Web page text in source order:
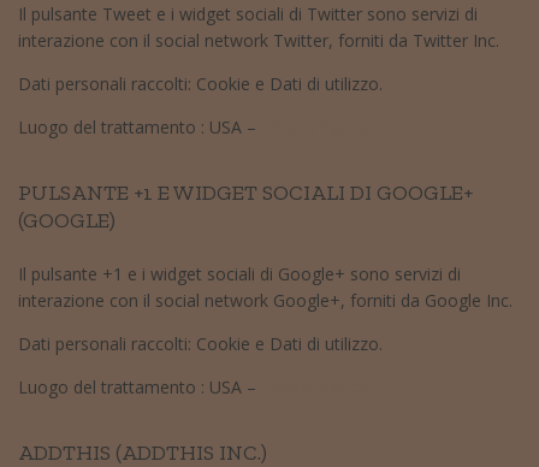
Il pulsante Tweet e i widget sociali di Twitter sono servizi di
interazione con il social network Twitter, forniti da Twitter Inc.
Dati personali raccolti: Cookie e Dati di utilizzo.
Luogo del trattamento : USA –
PULSANTE +1 E WIDGET SOCIALI DI GOOGLE+
(GOOGLE)
Il pulsante +1 e i widget sociali di Google+ sono servizi di
interazione con il social network Google+, forniti da Google Inc.
Dati personali raccolti: Cookie e Dati di utilizzo.
Luogo del trattamento : USA –
ADDTHIS (ADDTHIS INC.)